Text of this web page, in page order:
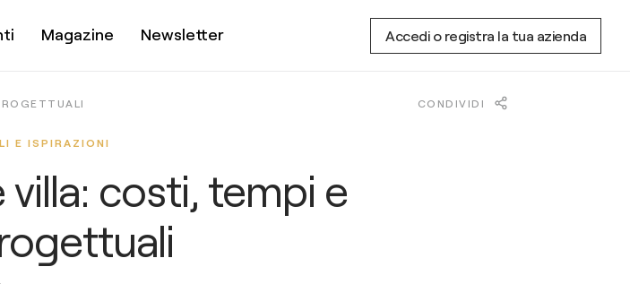
Magazine Newsletter Accedi o registra la tua azienda
CONDIVIDI
E ISPIRAZIONI
costi, tempi e